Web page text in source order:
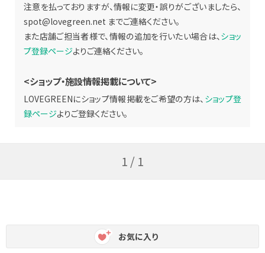
注意を払っておりますが、情報に変更・誤りがございましたら、
spot@lovegreen.net までご連絡ください。
また店舗ご担当者様で、情報の追加を行いたい場合は、ショッ
プ登録ページよりご連絡ください。
<ショップ・施設情報掲載について>
LOVEGREENにショップ情報掲載をご希望の方は、 ショップ登
録ページよりご登録ください。
1 / 1
お気に入り